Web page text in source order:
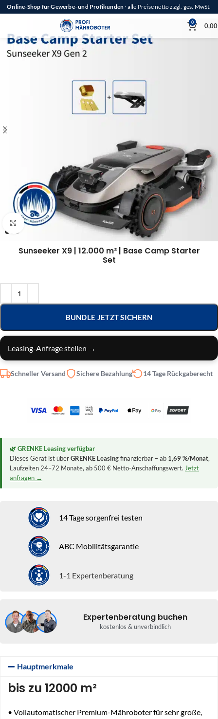
Online-Shop für Gewerbe- und Profikunden· alle Preise netto zzgl. ges. MwSt.
0
Klick zum Vergrößern
Sunseeker X9 | 12.000 m² | Base Camp Starter
Set
BUNDLE JETZT SICHERN
Leasing-Anfrage stellen →
Schneller Versand Sichere Bezahlung 14 Tage Rückgaberecht
🌿 GRENKE Leasing verfügbar
Dieses Gerät ist überGRENKE Leasingfinanzierbar – ab 1,69 %/Monat,
Laufzeiten 24–72 Monate, ab 500 € Netto-Anschaffungswert. Jetzt
anfragen →
14 Tage sorgenfrei testen
ABC Mobilitätsgarantie
1-1 Expertenberatung
Expertenberatung buchen
kostenlos & unverbindlich
Hauptmerkmale
bis zu 12000 m²
• Vollautomatischer Premium-Mähroboter für sehr große,